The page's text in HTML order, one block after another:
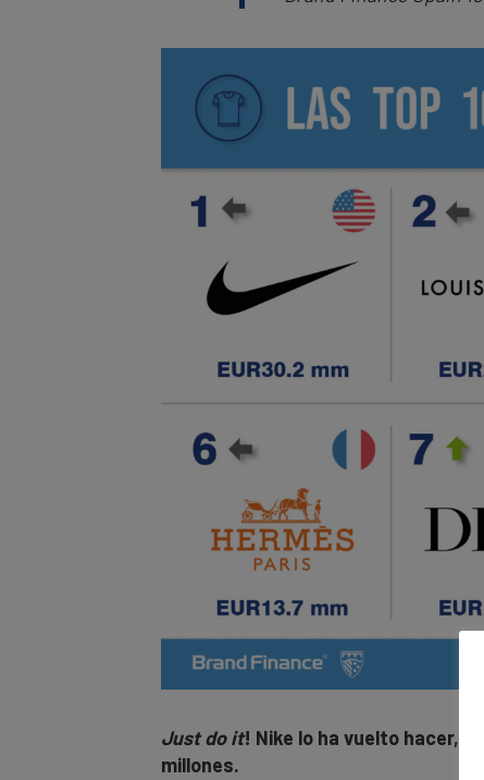
Just do it! Nike lo ha vuelto hacer,
millones.